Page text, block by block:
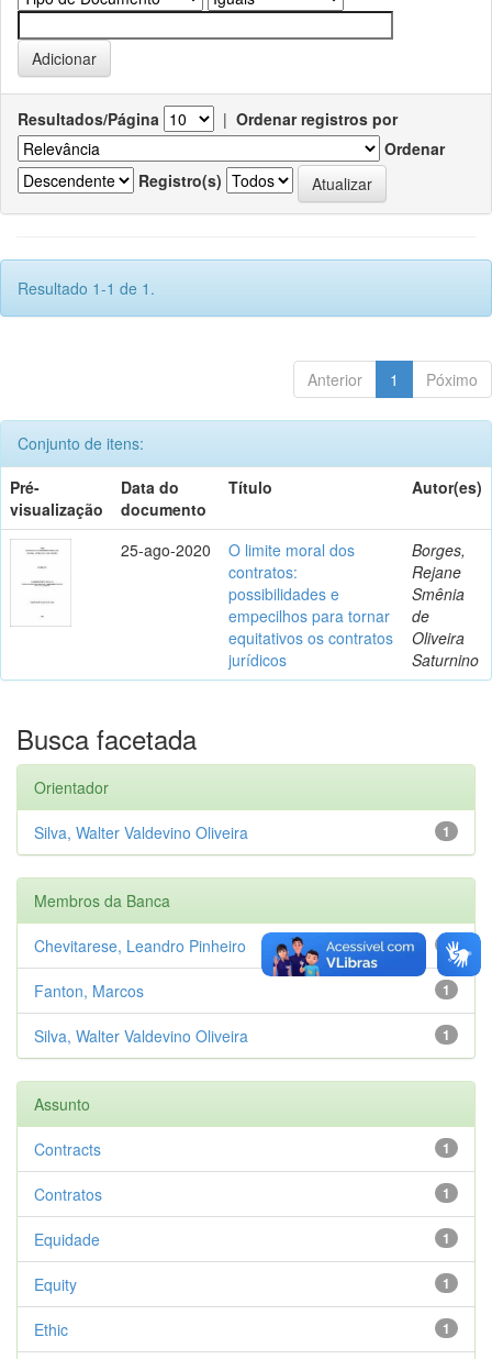
Resultados/Página | Ordenar registros por
Ordenar
Registro(s)
Resultado 1-1 de 1.
Anterior 1 Póximo
Conjunto de itens:
Pré-
visualização
Data do
documento
Título Autor(es)
25-ago-2020
O limite moral dos
contratos:
possibilidades e
empecilhos para tornar
equitativos os contratos
jurídicos
Borges,
Rejane
Smênia
de
Oliveira
Saturnino
Busca facetada
Orientador
1
Silva, Walter Valdevino Oliveira
Membros da Banca
1
Chevitarese, Leandro Pinheiro
1
Fanton, Marcos
1
Silva, Walter Valdevino Oliveira
Assunto
1
Contracts
1
Contratos
1
Equidade
1
Equity
1
Ethic